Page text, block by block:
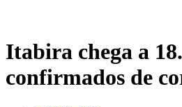
Itabira chega a
confirmados de